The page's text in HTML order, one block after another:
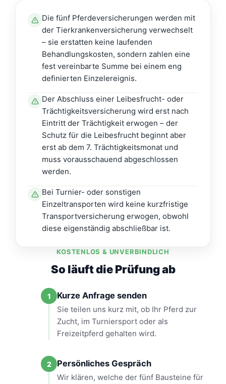
Die fünf Pferdeversicherungen werden mit
der Tierkrankenversicherung verwechselt
– sie erstatten keine laufenden
Behandlungskosten, sondern zahlen eine
fest vereinbarte Summe bei einem eng
definierten Einzelereignis.
Der Abschluss einer Leibesfrucht- oder
Trächtigkeitsversicherung wird erst nach
Eintritt der Trächtigkeit erwogen – der
Schutz für die Leibesfrucht beginnt aber
erst ab dem 7. Trächtigkeitsmonat und
muss vorausschauend abgeschlossen
werden.
Bei Turnier- oder sonstigen
Einzeltransporten wird keine kurzfristige
Transportversicherung erwogen, obwohl
diese eigenständig abschließbar ist.
KOSTENLOS & UNVERBINDLICH
So läuft die Prüfung ab
1 Kurze Anfrage senden
Sie teilen uns kurz mit, ob Ihr Pferd zur
Zucht, im Turniersport oder als
Freizeitpferd gehalten wird.
2 Persönliches Gespräch
Wir klären, welche der fünf Bausteine für